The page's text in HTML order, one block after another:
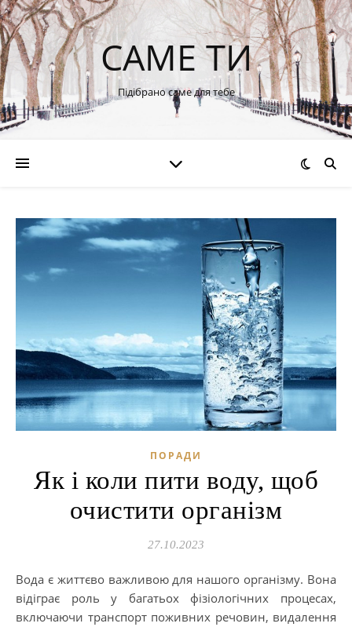
САМЕ ТИ
Підібрано саме для тебе
ПОРАДИ
Як і коли пити воду, щоб
очистити організм
27.10.2023
Вода є життєво важливою для нашого організму. Вона
відіграє роль у багатьох фізіологічних процесах,
включаючи транспорт поживних речовин, видалення